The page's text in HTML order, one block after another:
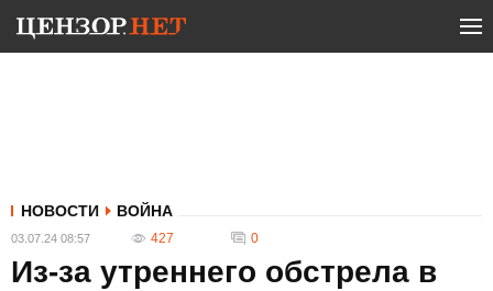
НОВОСТИ ВОЙНА
03.07.24 08:57 427 0
Из-за утреннего обстрела в